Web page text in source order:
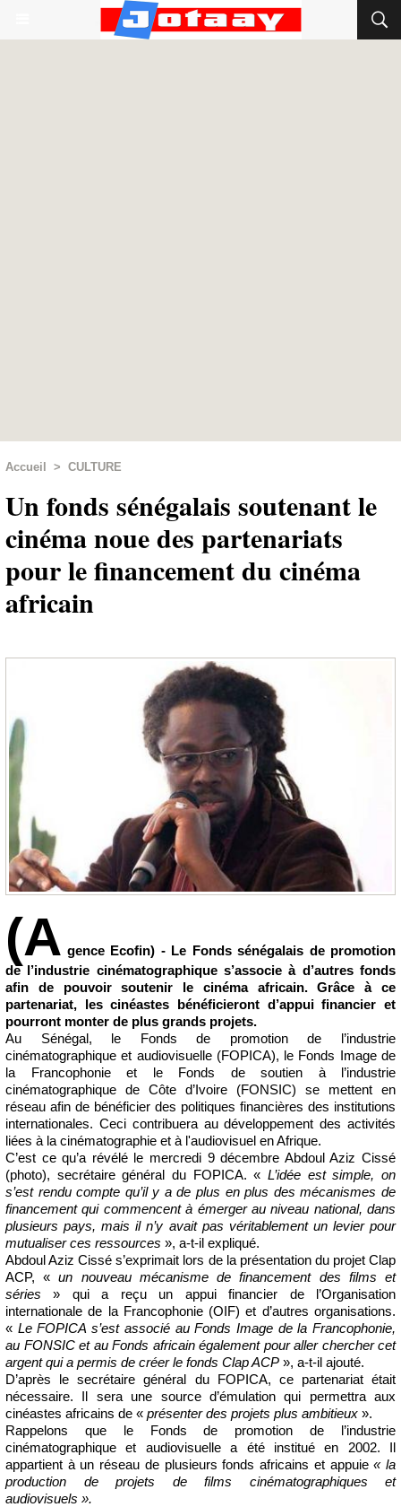
Accueil > CULTURE
Un fonds sénégalais soutenant le
cinéma noue des partenariats
pour le financement du cinéma
africain
(A gence Ecofin) - Le Fonds sénégalais de promotion
de l’industrie cinématographique s’associe à d’autres fonds
afin de pouvoir soutenir le cinéma africain. Grâce à ce
partenariat, les cinéastes bénéficieront d’appui financier et
pourront monter de plus grands projets.
Au Sénégal, le Fonds de promotion de l’industrie
cinématographique et audiovisuelle (FOPICA), le Fonds Image de
la Francophonie et le Fonds de soutien à l’industrie
cinématographique de Côte d’Ivoire (FONSIC) se mettent en
réseau afin de bénéficier des politiques financières des institutions
internationales. Ceci contribuera au développement des activités
liées à la cinématographie et à l'audiovisuel en Afrique.
C’est ce qu’a révélé le mercredi 9 décembre Abdoul Aziz Cissé
(photo), secrétaire général du FOPICA. « L’idée est simple, on
s’est rendu compte qu’il y a de plus en plus des mécanismes de
financement qui commencent à émerger au niveau national, dans
plusieurs pays, mais il n’y avait pas véritablement un levier pour
mutualiser ces ressources », a-t-il expliqué.
Abdoul Aziz Cissé s’exprimait lors de la présentation du projet Clap
ACP, «un nouveau mécanisme de financement des films et
séries » qui a reçu un appui financier de l’Organisation
internationale de la Francophonie (OIF) et d’autres organisations.
« Le FOPICA s’est associé au Fonds Image de la Francophonie,
au FONSIC et au Fonds africain également pour aller chercher cet
argent qui a permis de créer le fonds Clap ACP », a-t-il ajouté.
D’après le secrétaire général du FOPICA, ce partenariat était
nécessaire. Il sera une source d’émulation qui permettra aux
cinéastes africains de « présenter des projets plus ambitieux ».
Rappelons que le Fonds de promotion de l’industrie
cinématographique et audiovisuelle a été institué en 2002. Il
appartient à un réseau de plusieurs fonds africains et appuie« la
production de projets de films cinématographiques et
audiovisuels ».